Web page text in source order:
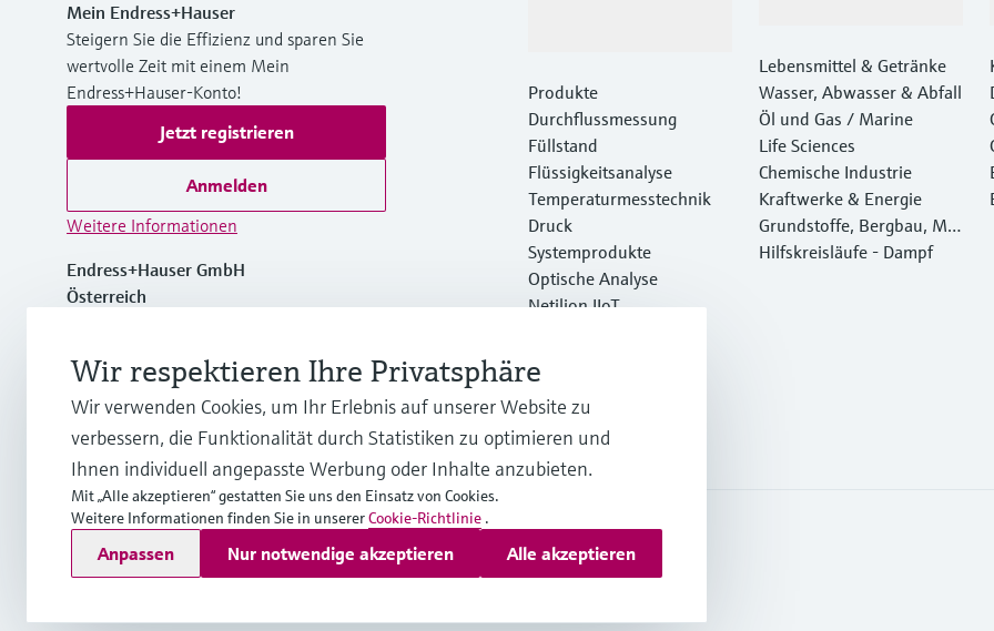
Mein Endress+Hauser
Steigern Sie die Effizienz und sparen Sie
wertvolle Zeit mit einem Mein
Endress+Hauser-Konto!
Jetzt registrieren
Anmelden
Weitere Informationen
Endress+Hauser GmbH
Österreich
+43 (0)1 880 56 0
Produkte
Durchflussmessung
Füllstand
Flüssigkeitsanalyse
Temperaturmesstechnik
Druck
Systemprodukte
Optische Analyse
Netilion IIoT
Online Tools
Dienstleistungen
Lebensmittel & Getränke
Wasser, Abwasser & Abfall
Öl und Gas / Marine
Life Sciences
Chemische Industrie
Kraftwerke & Energie
Grundstoffe, Bergbau, Met
alle
Hilfskreisläufe - Dampf
ImpressumNutzungsbedingungenDatenschutzRechtliches und AGB Österreich
Wir respektieren Ihre Privatsphäre
Wir verwenden Cookies, um Ihr Erlebnis auf unserer Website zu
verbessern, die Funktionalität durch Statistiken zu optimieren und
Ihnen individuell angepasste Werbung oder Inhalte anzubieten.
Mit „Alle akzeptieren“ gestatten Sie uns den Einsatz von Cookies.
Weitere Informationen finden Sie in unsererCookie-Richtlinie .
Anpassen Nur notwendige akzeptieren Alle akzeptieren